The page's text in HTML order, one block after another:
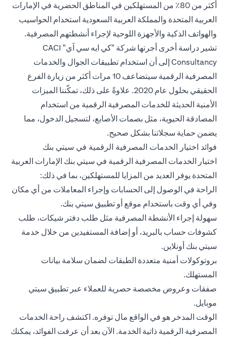
أكثر من 80٪ من المستهلكين في المناطق الحضرية في الإمارات
العربية المتحدة والمملكة العربية السعودية استخدام الحواسيب
والهواتف الذكية والأجهزة اللوحية لإجراء أنشطتهم المصرفية.
تشير دراسة أخرى أجرتها شركة "كي ايه سي آي" CACI
Consultancy إلى أن استخدام تطبيقات الجوال والخدمات
المصرفية الرقمية سيتضاعف 10 مرات أكثر من زيارة الفرع
الحقيقي بحلول عام 2020. علاوةً على ذلك، تمكّننا الميزات
الأمنية الحديثة للخدمات المصرفية الرقمية من استخدام
المصادقة الحيوية، مثل بصمات الأصابع، لتسجيل الدخول، مما
يضمن حماية سجلاتنا بشكل صحيح.
فوائد اختيار الخدمات المصرفية الرقمية في سيتي بنك
اختيار الخدمات المصرفية الرقمية في سيتي بنك الإمارات العربية
المتحدة يوفر العديد من المزايا للمستهلكين، بما في ذلك:
الراحة في الوصول إلى الحسابات وإجراء المعاملات من أي مكان
وفي أي وقت باستخدام موقع أو تطبيق سيتي بنك.
سهولة إجراء الأنشطة المصرفية مثل طلب دفتر شيكات، طلب
كشوفات حساب بالبريد، أو إضافة المستفيدين من خلال خدمة
سيتي بنك أونلاين.
بروتوكولات أمنية متعددة الطبقات لضمان سلامة بيانات
المستهلك.
صفقات وعروض مخصصة حصرية للعملاء عبر تطبيق سيتي
موبايل.
الوقت المدخر هو في الواقع مال توفره. اكتشف راحة الخدمات
المصرفية الرقمية ذاتية الخدمة. الآن بعد أن عرفت الفوائد، يمكنك